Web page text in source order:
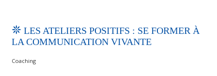
LES ATELIERS POSITIFS : SE FORMER À
LA COMMUNICATION VIVANTE
Coaching